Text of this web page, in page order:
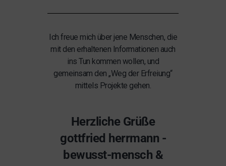
Ich freue mich über jene Menschen, die
mit den erhaltenen Informationen auch
ins Tun kommen wollen, und
gemeinsam den „Weg der Erfreiung“
mittels Projekte gehen.
Herzliche Grüße
gottfried herrmann -
bewusst-mensch &